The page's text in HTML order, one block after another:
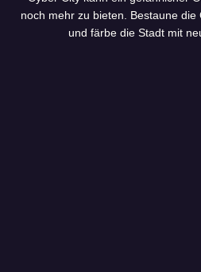
noch mehr zu bieten. Bestaune
und färbe die Stadt mit